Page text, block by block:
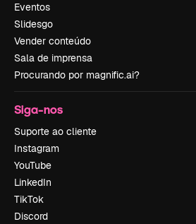
Eventos
Slidesgo
Vender conteúdo
Sala de imprensa
Procurando por magnific.ai?
Siga-nos
Suporte ao cliente
Instagram
YouTube
LinkedIn
TikTok
Discord